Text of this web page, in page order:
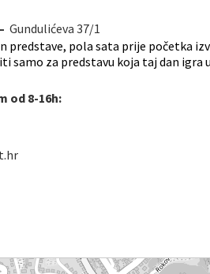
Gundulićeva 37/1
predstave, pola sata prije početka
samo za predstavu koja taj dan igra
od 8-16h: